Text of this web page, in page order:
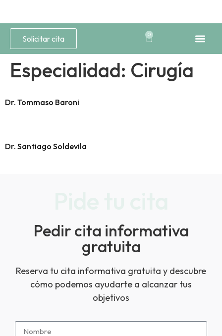
Solicitar cita 0
Especialidad: Cirugía
Dr. Tommaso Baroni
Dr. Santiago Soldevila
Pedir cita informativa
gratuita
Reserva tu cita informativa gratuita y descubre
cómo podemos ayudarte a alcanzar tus
objetivos